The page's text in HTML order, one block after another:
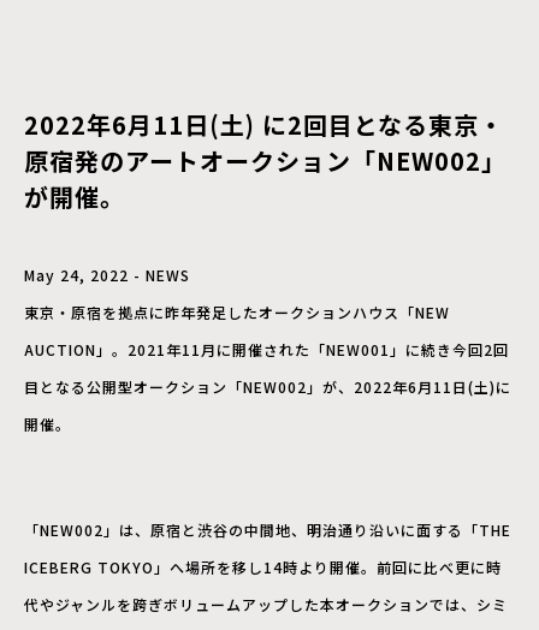
2022年6月11日(土) に2回目となる東京・
原宿発のアートオークション「NEW002」
が開催。
May 24, 2022 - NEWS
​東京・原宿を拠点に昨年発足したオークションハウス「NEW
AUCTION」。2021年11月に開催された「NEW001」に続き今回2回
目となる公開型オークション「NEW002」が、2022年6月11日(土)に
開催。
「NEW002」は、原宿と渋谷の中間地、明治通り沿いに面する「THE
ICEBERG TOKYO」へ場所を移し14時より開催。前回に比べ更に時
代やジャンルを跨ぎボリュームアップした本オークションでは、シミ